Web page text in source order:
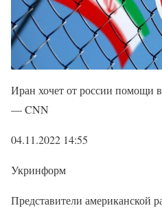
Иран хочет от россии помощи
— CNN
04.11.2022 14:55
Укринформ
Представители американской